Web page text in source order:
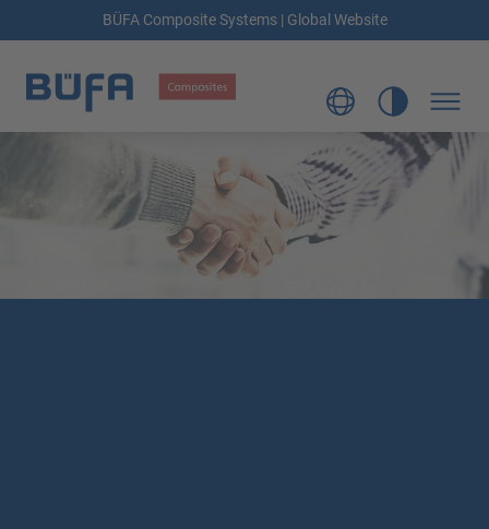
BÜFA Composite Systems | Global Website